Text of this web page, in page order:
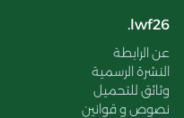
lwf26.
عن الرابطة
النشرة الرسمية
وثائق للتحميل
نصوص و قوانين